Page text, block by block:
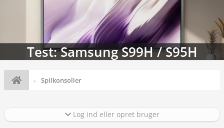
Test: Samsung S99H / S95H
Spilkonsoller
Log ind eller opret bruger